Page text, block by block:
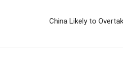
China Likely to